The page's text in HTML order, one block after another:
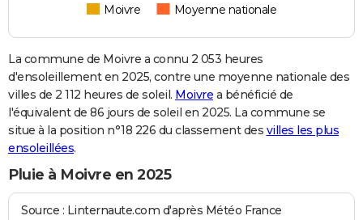
Moivre Moyenne nationale
La commune de Moivre a connu 2 053 heures
d'ensoleillement en 2025, contre une moyenne nationale des
villes de 2 112 heures de soleil. Moivre a bénéficié de
l'équivalent de 86 jours de soleil en 2025. La commune se
situe à la position n°18 226 du classement des villes les plus
ensoleillées.
Pluie à Moivre en 2025
Source : Linternaute.com d'après Météo France